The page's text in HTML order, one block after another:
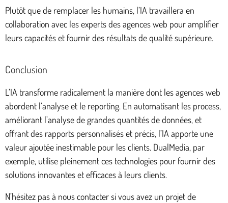
Plutôt que de remplacer les humains, l’IA travaillera en
collaboration avec les experts des agences web pour amplifier
leurs capacités et fournir des résultats de qualité supérieure.
Conclusion
L’IA transforme radicalement la manière dont les agences web
abordent l’analyse et le reporting. En automatisant les process,
améliorant l’analyse de grandes quantités de données, et
offrant des rapports personnalisés et précis, l’IA apporte une
valeur ajoutée inestimable pour les clients. DualMedia, par
exemple, utilise pleinement ces technologies pour fournir des
solutions innovantes et efficaces à leurs clients.
N’hésitez pas à nous contacter si vous avez un projet de